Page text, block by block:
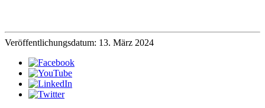
Veröffentlichungsdatum: 13. März 2024